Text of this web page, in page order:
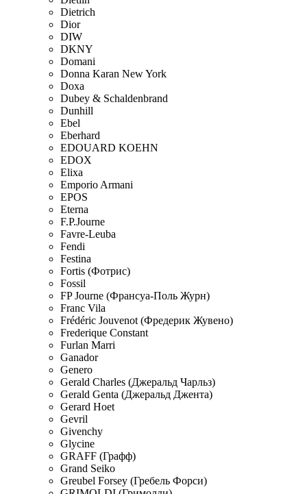
Dietrich
Dior
DIW
DKNY
Domani
Donna Karan New York
Doxa
Dubey & Schaldenbrand
Dunhill
Ebel
Eberhard
EDOUARD KOEHN
EDOX
Elixa
Emporio Armani
EPOS
Eterna
F.P.Journe
Favre-Leuba
Fendi
Festina
Fortis (Фотрис)
Fossil
FP Journe (Франсуа-Поль Журн)
Franc Vila
Frédéric Jouvenot (Фредерик Жувено)
Frederique Constant
Furlan Marri
Ganador
Genero
Gerald Charles (Джеральд Чарльз)
Gerald Genta (Джеральд Джента)
Gerard Hoet
Gevril
Givenchy
Glycine
GRAFF (Графф)
Grand Seiko
Greubel Forsey (Гребель Форси)